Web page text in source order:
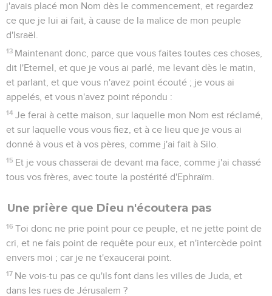
j'avais placé mon Nom dès le commencement, et regardez
ce que je lui ai fait, à cause de la malice de mon peuple
d'Israël.
13 Maintenant donc, parce que vous faites toutes ces choses,
dit l'Eternel, et que je vous ai parlé, me levant dès le matin,
et parlant, et que vous n'avez point écouté ; je vous ai
appelés, et vous n'avez point répondu :
14 Je ferai à cette maison, sur laquelle mon Nom est réclamé,
et sur laquelle vous vous fiez, et à ce lieu que je vous ai
donné à vous et à vos pères, comme j'ai fait à Silo.
15 Et je vous chasserai de devant ma face, comme j'ai chassé
tous vos frères, avec toute la postérité d'Ephraïm.
Une prière que Dieu n'écoutera pas
16 Toi donc ne prie point pour ce peuple, et ne jette point de
cri, et ne fais point de requête pour eux, et n'intercède point
envers moi ; car je ne t'exaucerai point.
17 Ne vois-tu pas ce qu'ils font dans les villes de Juda, et
dans les rues de Jérusalem ?